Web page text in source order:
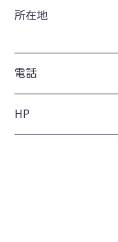
所在地
電話
HP